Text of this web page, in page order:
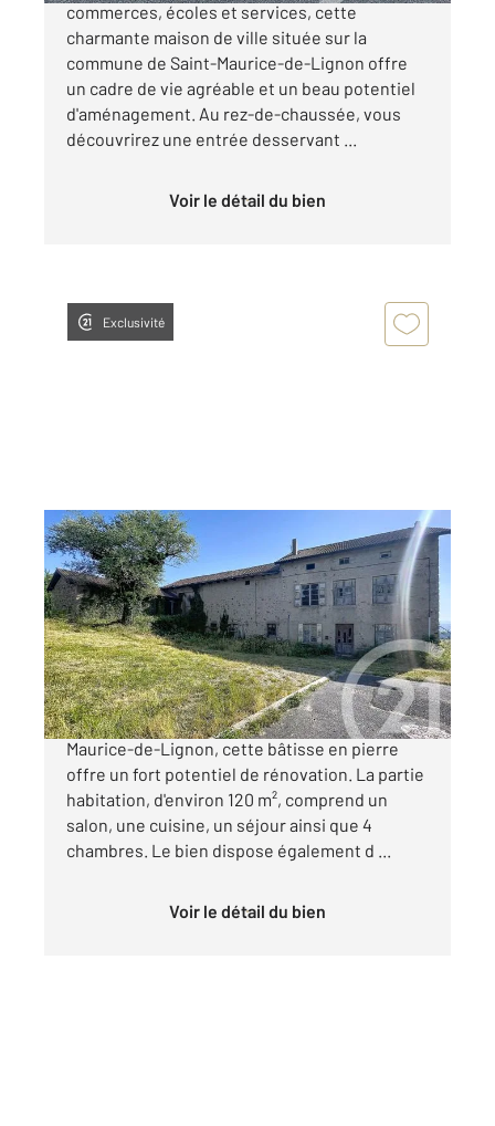
commerces, écoles et services, cette
charmante maison de ville située sur la
commune de Saint-Maurice-de-Lignon offre
un cadre de vie agréable et un beau potentiel
d'aménagement. Au rez-de-chaussée, vous
découvrirez une entrée desservant ...
Voir le détail du bien
Exclusivité
ST MAURICE DE LIGNON 43
119,10 m2, 8 pièces
Ref : 566
Maison à vendre
125 000 €
Située dans un environnement calme à Saint-
Maurice-de-Lignon, cette bâtisse en pierre
offre un fort potentiel de rénovation. La partie
habitation, d'environ 120 m², comprend un
salon, une cuisine, un séjour ainsi que 4
chambres. Le bien dispose également d ...
Voir le détail du bien